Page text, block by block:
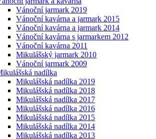
Vánoční jarmark 2019
Vánoční kavárna a jarmark 2015
Vánoční kavárna a jarmark 2014
Vánoční kavárna s jarmarkem 2012
Vánoční kavárna 2011
Mikulášský jarmark 2010
Vánoční jarmark 2009
nadílka
Mikulášská nadílka 2019
Mikulášská nadílka 2018
Mikulášská nadílka 2017
Mikulášská nadílka 2016
Mikulášská nadílka 2015
Mikulášská nadílka 2014
Mikulášská nadílka 2013